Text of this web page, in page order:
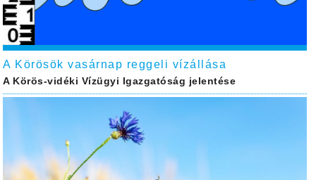
A Körösök vasárnap reggeli vízállása
A Körös-vidéki Vízügyi Igazgatóság jelentése